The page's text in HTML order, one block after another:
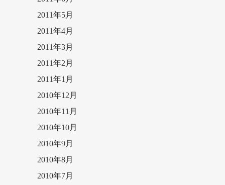
2011年5月
2011年4月
2011年3月
2011年2月
2011年1月
2010年12月
2010年11月
2010年10月
2010年9月
2010年8月
2010年7月